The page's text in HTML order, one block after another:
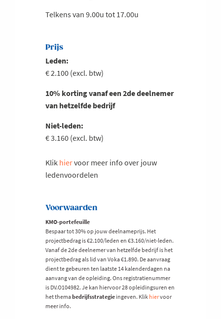
Telkens van 9.00u tot 17.00u
Prijs
Leden:
€ 2.100 (excl. btw)
10% korting vanaf een 2de deelnemer
van hetzelfde bedrijf
Niet-leden:
€ 3.160 (excl. btw)
Klik hiervoor meer info over jouw
ledenvoordelen
Voorwaarden
KMO-portefeuille
Bespaar tot 30% op jouw deelnameprijs. Het
projectbedrag is €2.100/leden en €3.160/niet-leden.
Vanaf de 2de deelnemer van hetzelfde bedrijf is het
projectbedrag als lid van Voka €1.890. De aanvraag
dient te gebeuren ten laatste 14 kalenderdagen na
aanvang van de opleiding. Ons registratienummer
is DV.O104982. Je kan hiervoor 28 opleidingsuren en
het themabedrijfsstrategie ingeven. Klik hiervoor
meer info.